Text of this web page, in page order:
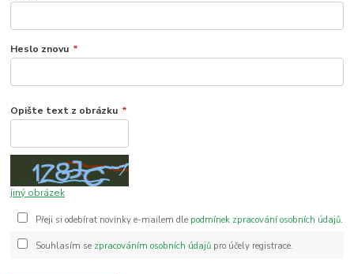
Heslo znovu *
Opište text z obrázku *
jiný obrázek
Přeji si odebírat novinky e-mailem dle podmínek zpracování osobních údajů.
Souhlasím se zpracováním osobních údajůpro účely registrace.